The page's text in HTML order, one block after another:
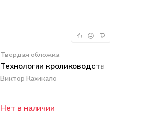
Твердая обложка
Технологии кролиководства
Виктор Кахикало
Нет в наличии